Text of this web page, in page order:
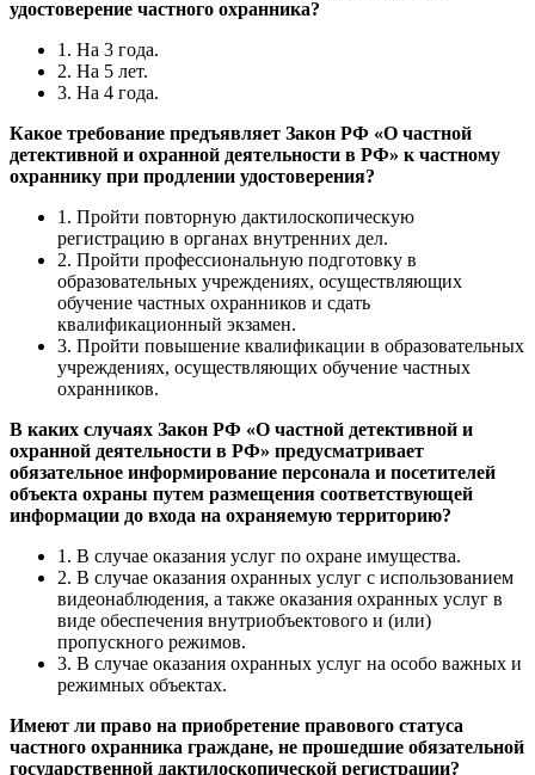
удостоверение частного охранника?
1. На 3 года.
2. На 5 лет.
3. На 4 года.
Какое требование предъявляет Закон РФ «О частной
детективной и охранной деятельности в РФ» к частному
охраннику при продлении удостоверения?
1. Пройти повторную дактилоскопическую
регистрацию в органах внутренних дел.
2. Пройти профессиональную подготовку в
образовательных учреждениях, осуществляющих
обучение частных охранников и сдать
квалификационный экзамен.
3. Пройти повышение квалификации в образовательных
учреждениях, осуществляющих обучение частных
охранников.
В каких случаях Закон РФ «О частной детективной и
охранной деятельности в РФ» предусматривает
обязательное информирование персонала и посетителей
объекта охраны путем размещения соответствующей
информации до входа на охраняемую территорию?
1. В случае оказания услуг по охране имущества.
2. В случае оказания охранных услуг с использованием
видеонаблюдения, а также оказания охранных услуг в
виде обеспечения внутриобъектового и (или)
пропускного режимов.
3. В случае оказания охранных услуг на особо важных и
режимных объектах.
Имеют ли право на приобретение правового статуса
частного охранника граждане, не прошедшие обязательной
государственной дактилоскопической регистрации?